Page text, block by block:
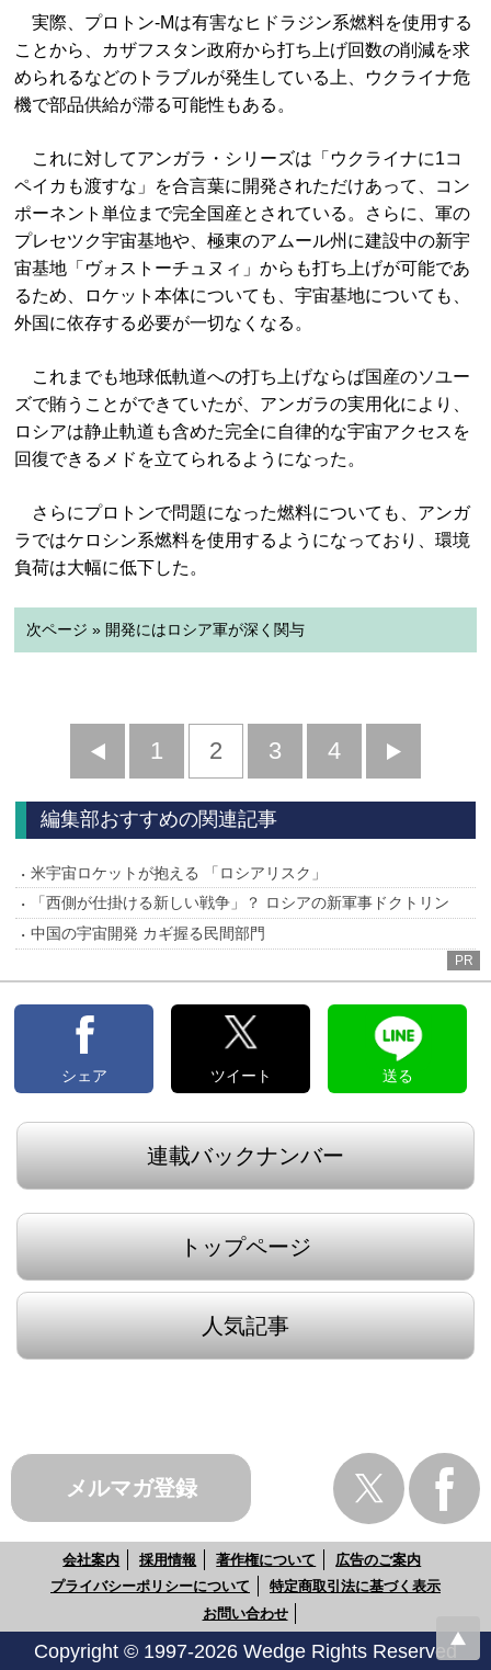
実際、プロトン-Mは有害なヒドラジン系燃料を使用する
ことから、カザフスタン政府から打ち上げ回数の削減を求
められるなどのトラブルが発生している上、ウクライナ危
機で部品供給が滞る可能性もある。
これに対してアンガラ・シリーズは「ウクライナに1コ
ペイカも渡すな」を合言葉に開発されただけあって、コン
ポーネント単位まで完全国産とされている。さらに、軍の
プレセツク宇宙基地や、極東のアムール州に建設中の新宇
宙基地「ヴォストーチュヌィ」からも打ち上げが可能であ
るため、ロケット本体についても、宇宙基地についても、
外国に依存する必要が一切なくなる。
これまでも地球低軌道への打ち上げならば国産のソユー
ズで賄うことができていたが、アンガラの実用化により、
ロシアは静止軌道も含めた完全に自律的な宇宙アクセスを
回復できるメドを立てられるようになった。
さらにプロトンで問題になった燃料についても、アンガ
ラではケロシン系燃料を使用するようになっており、環境
負荷は大幅に低下した。
次ページ » 開発にはロシア軍が深く関与
前
へ
1 2 3 4
へ
編集部おすすめの関連記事
米宇宙ロケットが抱える 「ロシアリスク」
「西側が仕掛ける新しい戦争」？ ロシアの新軍事ドクトリン
中国の宇宙開発 カギ握る民間部門
PR
シェア ツイート 送る
連載バックナンバー
トップページ
人気記事
メルマガ登録
会社案内 採用情報 著作権について
広告のご案内
プライバシーポリシーについて
特定商取引法に基づく表示
お問い合わせ
Copyright © 1997-2026 Wedge Rights Reserved